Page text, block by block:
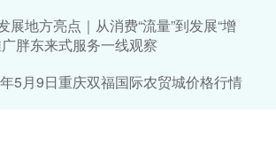
展地方亮点｜从消费“流量”到发展“增
胖东来式服务一线观察
5月9日重庆双福国际农贸城价格行情